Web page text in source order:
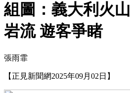
組圖：義大利火
岩流 遊客爭睹
張雨霏
【正見新聞網2025年09月02日】